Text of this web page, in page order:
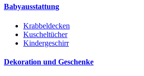
Babyausstattung
Krabbeldecken
Kuscheltücher
Kindergeschirr
Dekoration und Geschenke